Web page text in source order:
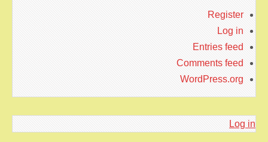
Register
Log in
Entries feed
Comments feed
WordPress.org
Log in